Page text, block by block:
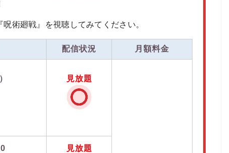
呪術廻戦』を視聴してみてください。
配信状況 月額料金
見放題
見放題